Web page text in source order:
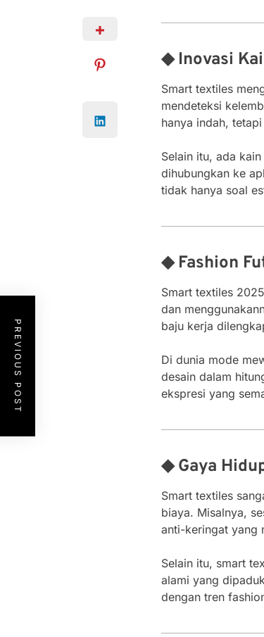
◆ Inovasi
Smart textiles
mendeteksi
hanya indah,
Selain itu, ada
dihubungkan ke
tidak hanya soal
◆ Fashion
Smart textiles
dan
baju kerja
Di dunia mode
desain dalam
ekspresi yang
◆ Gaya
Smart textiles
biaya. Misalnya,
anti-keringat yang
Selain itu, smart
alami yang
dengan tren
PREVIOUS POST